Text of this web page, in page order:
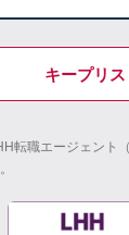
キープリス
転職エージェント